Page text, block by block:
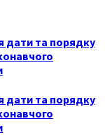
дати та порядку
дати та порядку